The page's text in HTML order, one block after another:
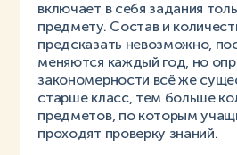
включает в себя задания
предмету. Состав и
предсказать невозможно,
меняются каждый год, но
закономерности всё же
старше класс, тем больше
предметов, по которым
проходят проверку знаний.